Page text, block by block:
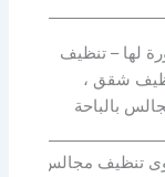
لها – تنظيف
شقق ،
بالباحة
تنظيف مجالس